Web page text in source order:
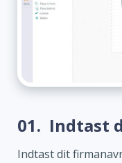
01. Indtast
Indtast dit